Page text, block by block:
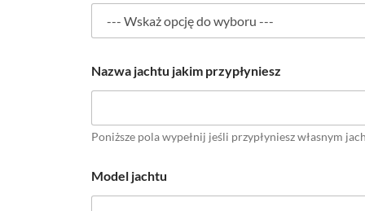
Nazwa jachtu jakim przypłyniesz
Poniższe pola wypełnij jeśli przypłyniesz własnym
a
c
Model jachtu